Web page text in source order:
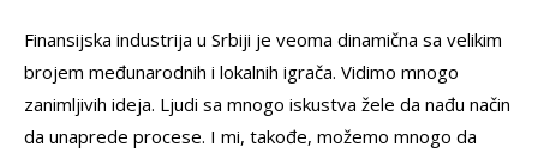
Finansijska industrija u Srbiji je veoma dinamična sa velikim
brojem međunarodnih i lokalnih igrača. Vidimo mnogo
zanimljivih ideja. Ljudi sa mnogo iskustva žele da nađu način
da unaprede procese. I mi, takođe, možemo mnogo da